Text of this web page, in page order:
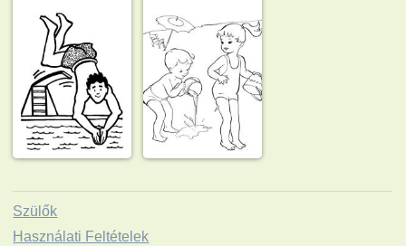
Szülők
Használati Feltételek